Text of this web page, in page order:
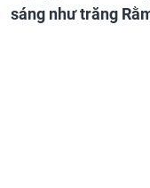
sáng như trăng